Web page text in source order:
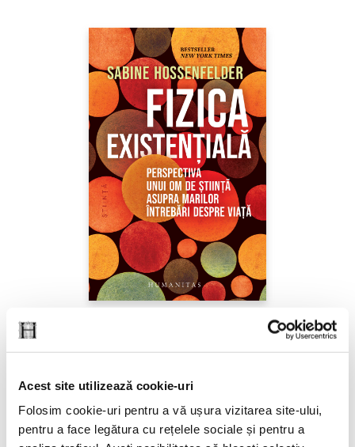
Acest site utilizează cookie-uri
Folosim cookie-uri pentru a vă ușura vizitarea site-ului,
pentru a face legătura cu rețelele sociale și pentru a
Fizica existenţială
PREȚ 71.99 RON